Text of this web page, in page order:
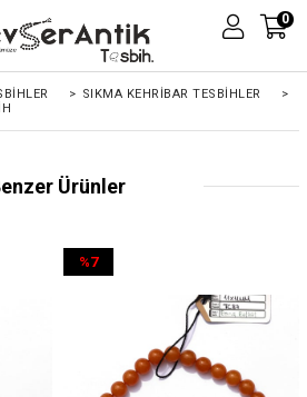
0
> SIKMA KEHRİBAR TESBİHLER
>
Ürünler
%7